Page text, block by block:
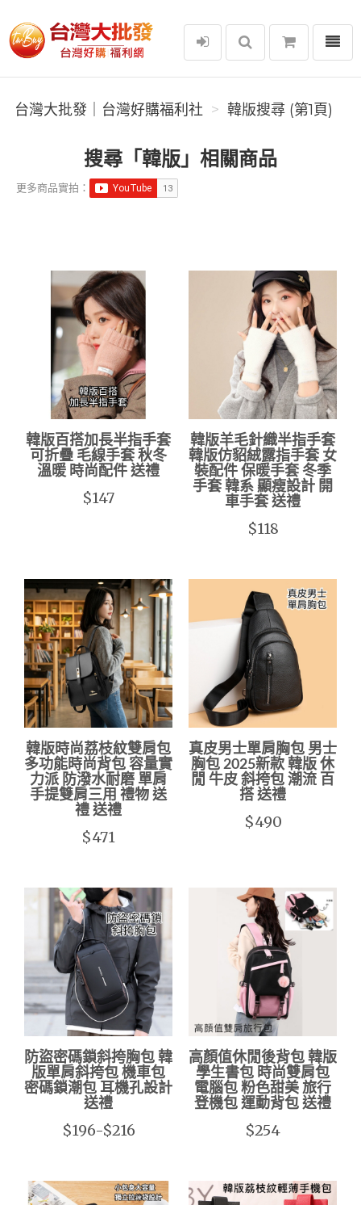
台灣大批發｜台灣好購福利社
選單
台灣大批發｜台灣好購福利社 韓版搜尋 (第1頁)
搜尋「韓版」相關商品
更多商品實拍：
韓版百搭加長半指手套
可折疊 毛線手套 秋冬
溫暖 時尚配件 送禮
$147
韓版羊毛針織半指手套
韓版仿貂絨露指手套 女
裝配件 保暖手套 冬季
手套 韓系 顯瘦設計 開
車手套 送禮
$118
韓版時尚荔枝紋雙肩包
多功能時尚背包 容量實
力派 防潑水耐磨 單肩
手提雙肩三用 禮物 送
禮 送禮
$471
真皮男士單肩胸包 男士
胸包 2025新款 韓版 休
閒 牛皮 斜挎包 潮流 百
搭 送禮
$490
防盜密碼鎖斜挎胸包 韓
版單肩斜挎包 機車包
密碼鎖潮包 耳機孔設計
送禮
$196-$216
高顏值休閒後背包 韓版
學生書包 時尚雙肩包
電腦包 粉色甜美 旅行
登機包 運動背包 送禮
$254